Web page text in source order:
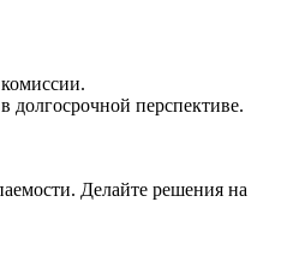
долгосрочной перспективе.
Делайте решения на